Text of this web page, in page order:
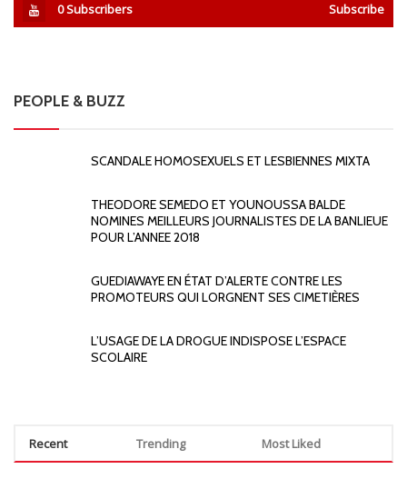
0Subscribers Subscribe
PEOPLE & BUZZ
SCANDALE HOMOSEXUELS ET LESBIENNES MIXTA
THEODORE SEMEDO ET YOUNOUSSA BALDE
NOMINES MEILLEURS JOURNALISTES DE LA BANLIEUE
POUR L’ANNEE 2018
GUEDIAWAYE EN ÉTAT D’ALERTE CONTRE LES
PROMOTEURS QUI LORGNENT SES CIMETIÈRES
L’USAGE DE LA DROGUE INDISPOSE L’ESPACE
SCOLAIRE
Recent Trending Most Liked